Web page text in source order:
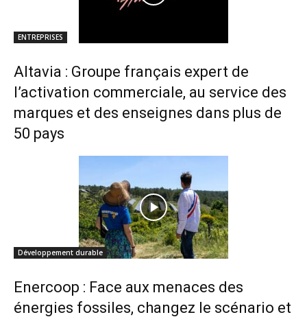
ENTREPRISES
Altavia : Groupe français expert de
l’activation commerciale, au service des
marques et des enseignes dans plus de
50 pays
Développement durable
Enercoop : Face aux menaces des
énergies fossiles, changez le scénario et